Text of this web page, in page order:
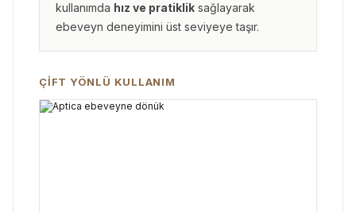
kullanımda hız ve pratiklik sağlayarak
ebeveyn deneyimini üst seviyeye taşır.
ÇİFT YÖNLÜ KULLANIM